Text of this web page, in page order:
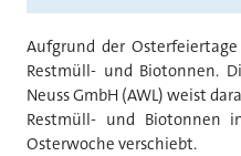
Aufgrund der
Restmüll- und Biotonnen.
Neuss GmbH (AWL) weist
Restmüll- und Biotonnen
Osterwoche verschiebt.